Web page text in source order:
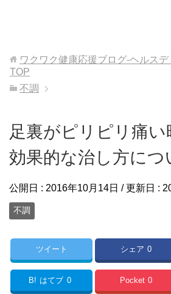
ワクワク健康応援ブログ-ヘルス
TOP
不調
足裏がピリピリ痛い
効果的な治し方につ
公開日 : 2016年10月14日 / 更新日 :
不調
ツイート シェア 0
B! はてブ 0 Pocket 0